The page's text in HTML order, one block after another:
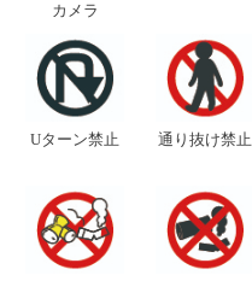
カメラ
Uターン禁止 通り抜け禁止